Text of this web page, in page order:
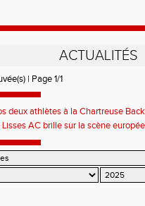
ACTUALITÉS
| Page 1/1
deux athlètes à la Chartreuse
Lisses AC brille sur la scène